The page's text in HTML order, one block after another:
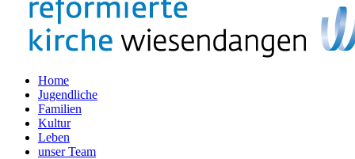
Home
Jugendliche
Familien
Kultur
Leben
unser Team